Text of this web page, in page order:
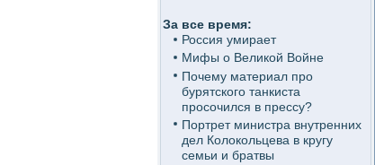
За все время:
Россия умирает
Мифы о Великой Войне
Почему материал про
бурятского танкиста
просочился в прессу?
Портрет министра внутренних
дел Колокольцева в кругу
семьи и братвы